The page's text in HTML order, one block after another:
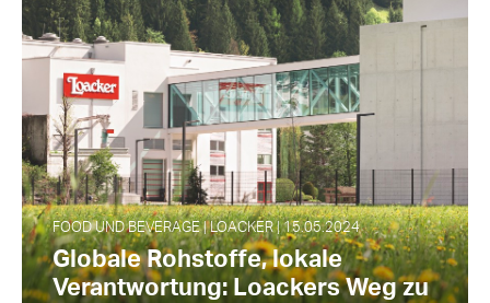
FOOD UND BEVERAGE | LOACKER | 15.05.2024
Globale Rohstoffe, lokale
Verantwortung: Loackers Weg zu